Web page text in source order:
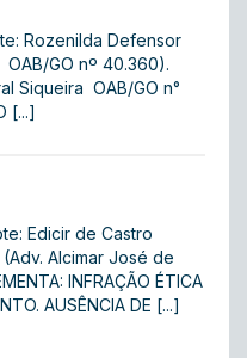
Rozenilda Defensor
OAB/GO nº 40.360).
Siqueira  OAB/GO n°
[...]
Edicir de Castro
Alcimar José de
INFRAÇÃO ÉTICA
AUSÊNCIA DE [...]